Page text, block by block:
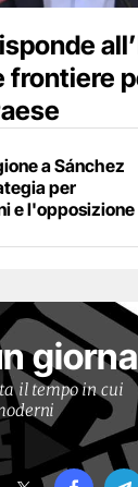
frontiere
a Sánchez
per
e l'opposizione
il tempo in cui